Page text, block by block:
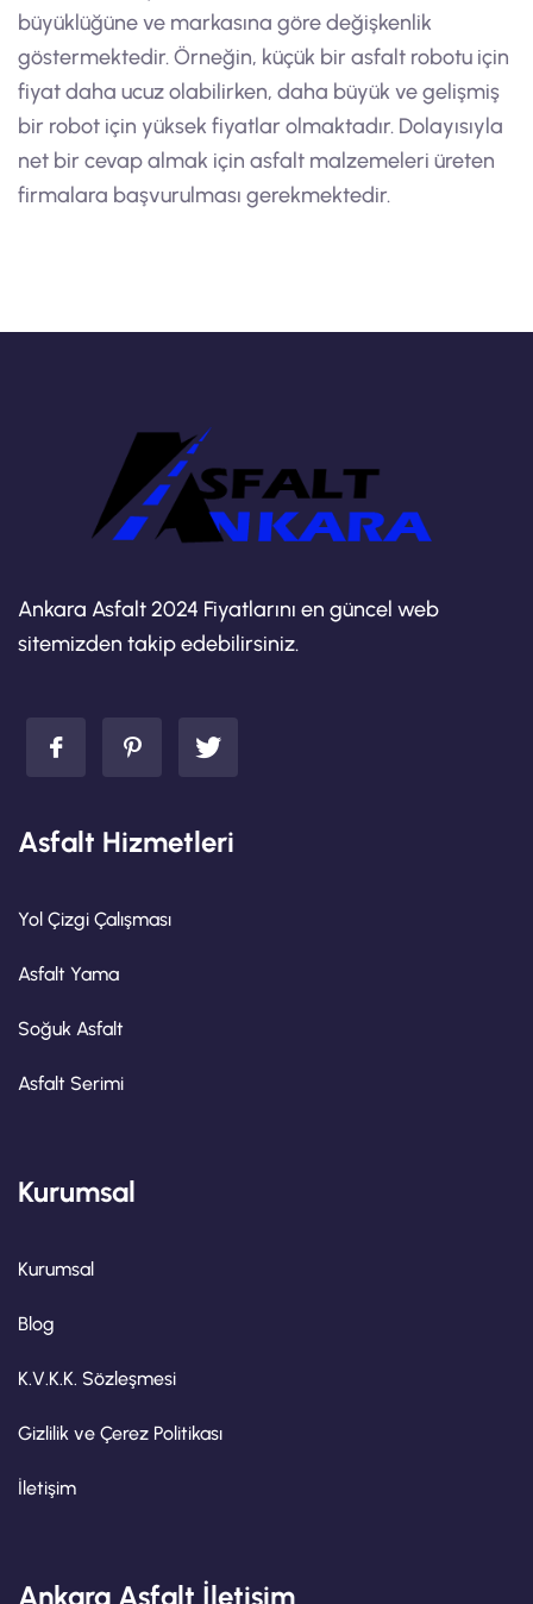
büyüklüğüne ve markasına göre değişkenlik
göstermektedir. Örneğin, küçük bir asfalt robotu için
fiyat daha ucuz olabilirken, daha büyük ve gelişmiş
bir robot için yüksek fiyatlar olmaktadır. Dolayısıyla
net bir cevap almak için asfalt malzemeleri üreten
firmalara başvurulması gerekmektedir.
Ankara Asfalt 2024 Fiyatlarını en güncel web
sitemizden takip edebilirsiniz.
Asfalt Hizmetleri
Yol Çizgi Çalışması
Asfalt Yama
Soğuk Asfalt
Asfalt Serimi
Kurumsal
Kurumsal
Blog
K.V.K.K. Sözleşmesi
Gizlilik ve Çerez Politikası
İletişim
Ankara Asfalt İletişim